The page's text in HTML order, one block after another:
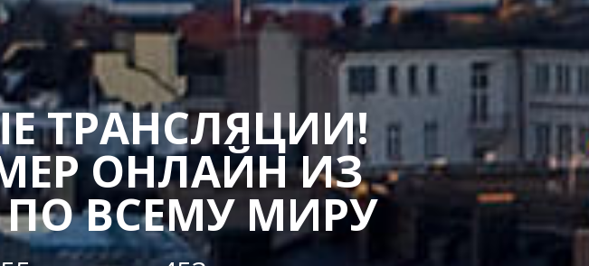
ТРАНСЛЯЦИИ!
ОНЛАЙН ИЗ
ВСЕМУ МИРУ